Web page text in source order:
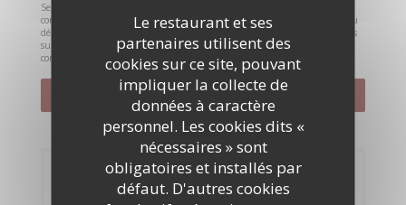
Le restaurant et ses
partenaires utilisent des
cookies sur ce site, pouvant
impliquer la collecte de
données à caractère
personnel. Les cookies dits «
nécessaires » sont
obligatoires et installés par
défaut. D'autres cookies
Selon l'article L.223-2 du code de la consommation, il est rappelé que le
consommateur peut user de son droit à s'inscrire sur la liste d'opposition au
démarchage téléphonique Bloctel :
. Pour plus d'informations
sur le traitement de vos données, consultez notrepolitique de
confidentialité
Réservation